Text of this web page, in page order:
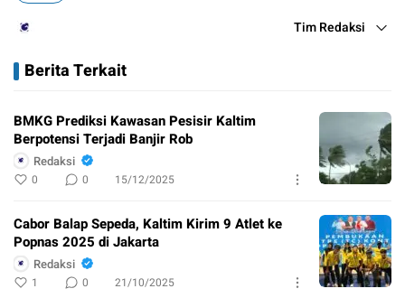
Tim Redaksi
Berita Terkait
BMKG Prediksi Kawasan Pesisir Kaltim
Berpotensi Terjadi Banjir Rob
Redaksi
0 0 15/12/2025
Cabor Balap Sepeda, Kaltim Kirim 9 Atlet ke
Popnas 2025 di Jakarta
Redaksi
1 0 21/10/2025